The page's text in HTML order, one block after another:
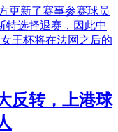
更新了赛事参赛球员
特选择退赛，因此中
王杯将在法网之后的
反转，上港球